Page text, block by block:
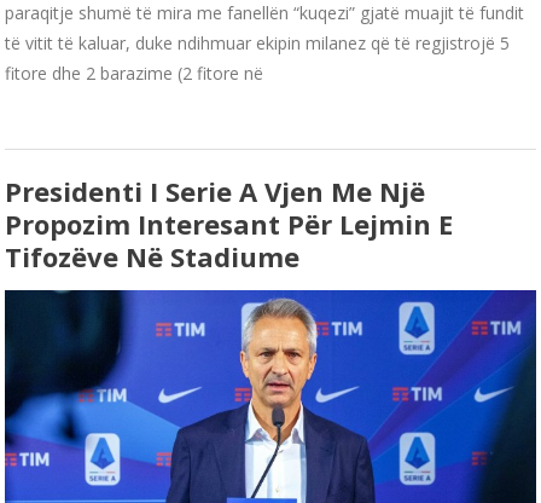
paraqitje shumë të mira me fanellën “kuqezi” gjatë muajit të fundit
të vitit të kaluar, duke ndihmuar ekipin milanez që të regjistrojë 5
fitore dhe 2 barazime (2 fitore në
Presidenti I Serie A Vjen Me Një
Propozim Interesant Për Lejmin E
Tifozëve Në Stadiume